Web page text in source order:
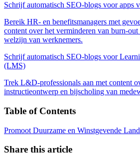
Schrijf automatisch SEO-blogs voor apps
Bereik HR- en benefitsmanagers met
content over het verminderen van burn-out
welzijn van werknemers.
Schrijf automatisch SEO-blogs voor
(LMS)
Trek L&D-professionals aan met content
instructieontwerp en bijscholing van
Table of Contents
Promoot Duurzame en Winstgevende
Share this article